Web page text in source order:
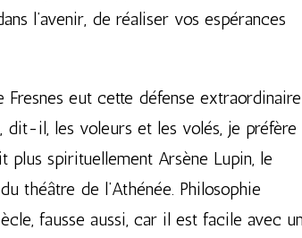
l’avenir, de réaliser vos espérances
eut cette défense extraordinaire
dit-il, les voleurs et les volés, je préfère
spirituellement Arsène Lupin, le
théâtre de l’Athénée. Philosophie
fausse aussi, car il est facile avec un